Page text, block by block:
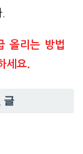
올리는 방법
세요.
글